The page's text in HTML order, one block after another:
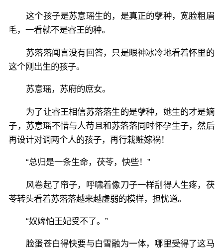
这个孩子是苏意瑶生的，是真正的孽种，宽脸粗眉
毛，一看就不是睿王的种。
苏落落闻言没有回答，只是眼神冰冷地看着怀里的
这个刚出生的孩子。
苏意瑶，苏府的庶女。
为了让睿王相信苏落落生的是孽种，她生的才是嫡
子，苏意瑶不惜与人苟且和苏落落同时怀孕生子，然后
再设计对调两个人的孩子，再行栽赃嫁祸！
“总归是一条生命，茯苓，快些！”
风卷起了帘子，呼啸着像刀子一样刮得人生疼，茯
苓转头看着苏落落越来越虚弱的模样，担忧道。
“奴婢怕王妃受不了。”
脸蛋苍白得快要与白雪融为一体，哪里受得了这马